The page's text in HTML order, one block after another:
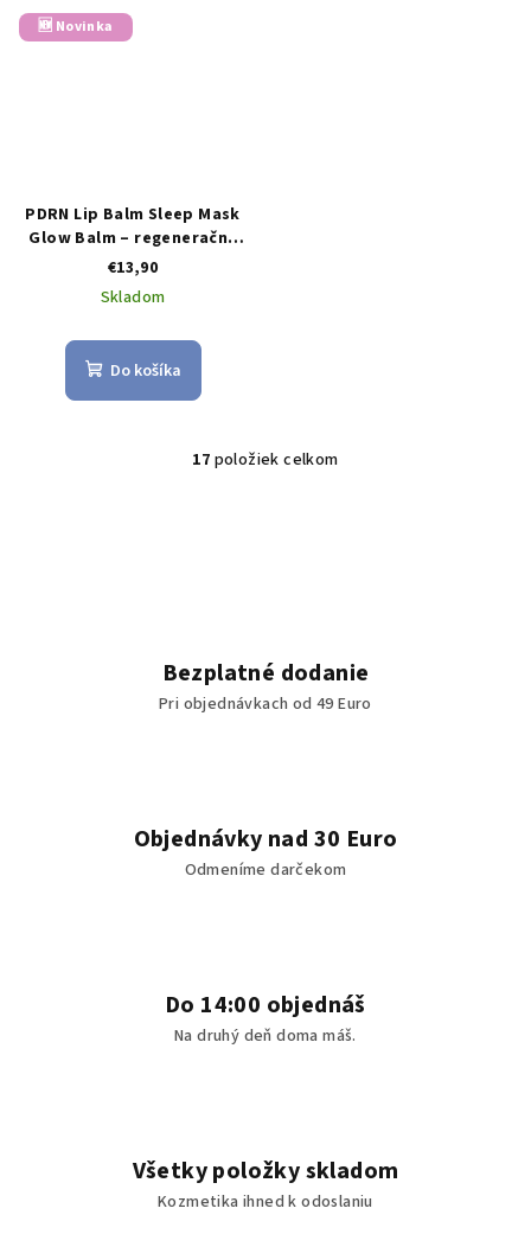
🆕 Novinka
PDRN Lip Balm Sleep Mask
Glow Balm – regeneračný
balzam a nočná maska na
pery s PDRN, kolagénom a
bambuckým maslom
€13,90
Skladom
Do košíka
O
i
e
p
v
ý
17 položiek celkom
Bezplatné dodanie
Pri objednávkach od 49 Euro
Objednávky nad 30 Euro
Odmeníme darčekom
Do 14:00 objednáš
Na druhý deň doma máš.
Všetky položky skladom
Kozmetika ihned k odoslaniu